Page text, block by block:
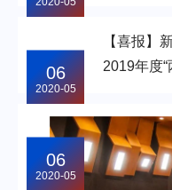
06
2020-05
【喜报】
2019年度
06
2020-05